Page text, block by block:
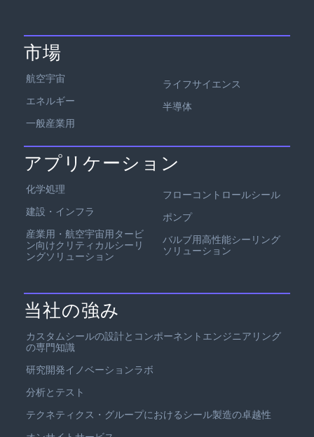
市場
航空宇宙
エネルギー
一般産業用
ライフサイエンス
半導体
アプリケーション
化学処理
建設・インフラ
産業用・航空宇宙用タービ
ン向けクリティカルシーリ
ングソリューション
フローコントロールシール
ポンプ
バルブ用高性能シーリング
ソリューション
当社の強み
カスタムシールの設計とコンポーネントエンジニアリング
の専門知識
研究開発イノベーションラボ
分析とテスト
テクネティクス・グループにおけるシール製造の卓越性